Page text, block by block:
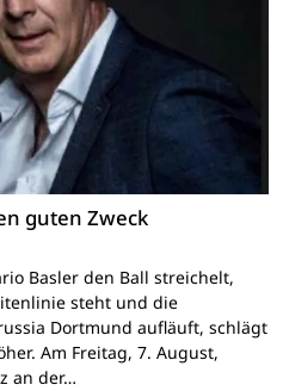
guten Zweck
Basler den Ball streichelt,
steht und die
Dortmund aufläuft, schlägt
Am Freitag, 7. August,
an der…